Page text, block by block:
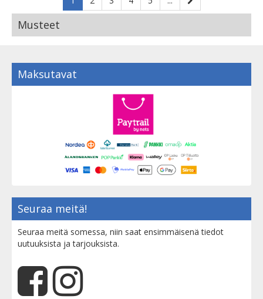
Musteet
Maksutavat
Seuraa meitä!
Seuraa meitä somessa, niin saat ensimmäisenä tiedot
uutuuksista ja tarjouksista.